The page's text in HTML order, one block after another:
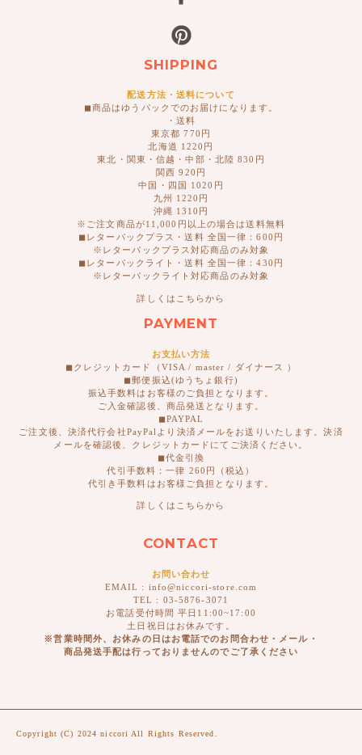
SHIPPING
配送方法・送料について
◼︎商品はゆうパックでのお届けになります。
・送料
東京都 770円
北海道 1220円
東北・関東・信越・中部・北陸 830円
関西 920円
中国・四国 1020円
九州 1220円
沖縄 1310円
※ご注文商品が11,000円以上の場合は送料無料
◼︎レターパックプラス・送料 全国一律：600円
※レターパックプラス対応商品のみ対象
◼︎レターパックライト・送料 全国一律：430円
※レターパックライト対応商品のみ対象
詳しくはこちらから
PAYMENT
お支払い方法
◼︎クレジットカード（VISA / master / ダイナース ）
◼︎郵便振込(ゆうちょ銀行)
振込手数料はお客様のご負担となります。
ご入金確認後、商品発送となります。
◼︎PAYPAL
ご注文後、決済代行会社PayPalより決済メールをお送りいたします。決済
メールを確認後、クレジットカードにてご決済ください。
◼︎代金引換
代引手数料：一律 260円（税込）
代引き手数料はお客様ご負担となります。
詳しくはこちらから
CONTACT
お問い合わせ
EMAIL : info@niccori-store.com
TEL : 03-5876-3071
お電話受付時間 平日11:00~17:00
土日祝日はお休みです。
※営業時間外、お休みの日はお電話でのお問合わせ・メール・
商品発送手配は行っておりませんのでご了承ください
Copyright (C) 2024 niccori All Rights Reserved.